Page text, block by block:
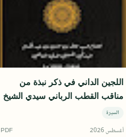
اللجين الداني في ذكر نبذة من
مناقب القطب الرباني سيدي الشيخ
عبد القادر الجيلاني
السيرة
أغسطس 2026 PDF